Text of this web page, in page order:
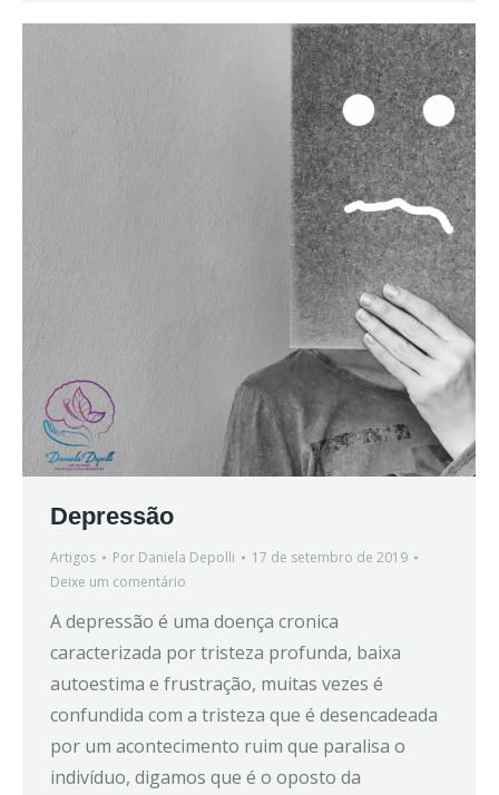
Depressão
Artigos Por Daniela Depolli
17 de setembro de 2019
Deixe um comentário
A depressão é uma doença cronica
caracterizada por tristeza profunda, baixa
autoestima e frustração, muitas vezes é
confundida com a tristeza que é desencadeada
por um acontecimento ruim que paralisa o
indivíduo, digamos que é o oposto da